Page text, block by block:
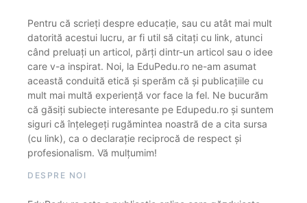
Pentru că scrieți despre educație, sau cu atât mai mult
datorită acestui lucru, ar fi util să citați cu link, atunci
când preluați un articol, părți dintr-un articol sau o idee
care v-a inspirat. Noi, la EduPedu.ro ne-am asumat
această conduită etică și sperăm că și publicațiile cu
mult mai multă experiență vor face la fel. Ne bucurăm
că găsiți subiecte interesante pe Edupedu.ro și suntem
siguri că înțelegeți rugămintea noastră de a cita sursa
(cu link), ca o declarație reciprocă de respect și
profesionalism. Vă mulțumim!
DESPRE NOI